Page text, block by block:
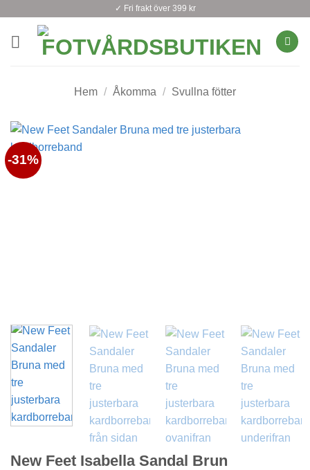
✓ Fri frakt över 399 kr
Hem / Åkomma / Svullna fötter
-31%
New Feet Isabella Sandal Brun